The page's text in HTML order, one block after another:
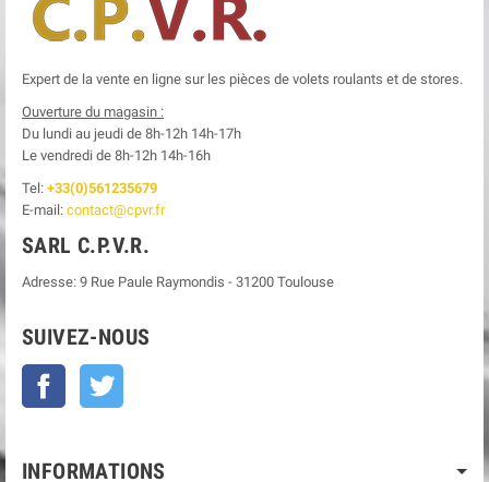
Expert de la vente en ligne sur les pièces de volets roulants et de stores.
Ouverture du magasin :
Du lundi au jeudi de 8h-12h 14h-17h
Le vendredi de 8h-12h 14h-16h
Tel: +33(0)561235679
E-mail: contact@cpvr.fr
SARL C.P.V.R.
Adresse: 9 Rue Paule Raymondis - 31200 Toulouse
SUIVEZ-NOUS
Facebook
INFORMATIONS